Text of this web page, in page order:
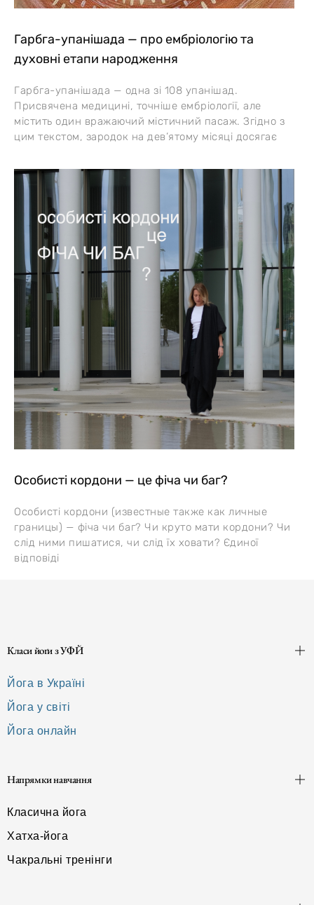
Гарбга-упанішада — про ембріологію та
духовні етапи народження
Гарбга-упанішада — одна зі 108 упанішад.
Присвячена медицині, точніше ембріології, але
містить один вражаючий містичний пасаж. Згідно з
цим текстом, зародок на дев’ятому місяці досягає
Особисті кордони — це фіча чи баг?
Особисті кордони (известные также как личные
границы) — фіча чи баг? Чи круто мати кордони? Чи
слід ними пишатися, чи слід їх ховати? Єдиної
відповіді
Класи йоґи з УФЙ
Йога в Україні
Йога у світі
Йога онлайн
Напрямки навчання
Класична йога
Хатха-йога
Чакральні тренінги